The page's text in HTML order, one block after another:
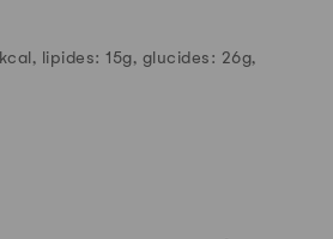
kcal, lipides: 15g, glucides: 26g,